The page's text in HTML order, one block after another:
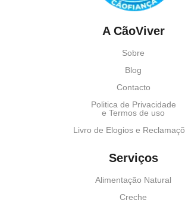
A CãoViver
Sobre
Blog
Contacto
Politica de Privacidade
e Termos de uso
Livro de Elogios e
Serviços
Alimentação Natural
Creche